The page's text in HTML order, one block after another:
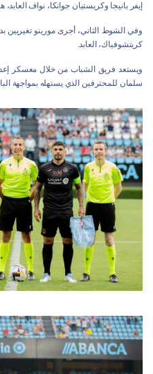
إيفر بانيجا وكريستيان جوانكا، نواف
وفي الشوط الثاني، أجرى مورينو
كريتشوفياك، العابد.
ويستعد فريق الشباب من خلال معسكر
سلمان للمحترفين الذي يستهله بمواجهة الباطن في الـ26